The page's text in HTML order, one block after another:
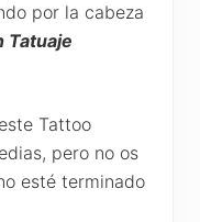
por la cabeza
Tatuaje
Tattoo
pero no os
esté terminado